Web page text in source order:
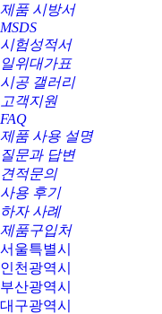
제품 시방서
MSDS
시험성적서
일위대가표
시공 갤러리
고객지원
FAQ
제품 사용 설명
질문과 답변
견적문의
사용 후기
하자 사례
제품구입처
서울특별시
인천광역시
부산광역시
대구광역시